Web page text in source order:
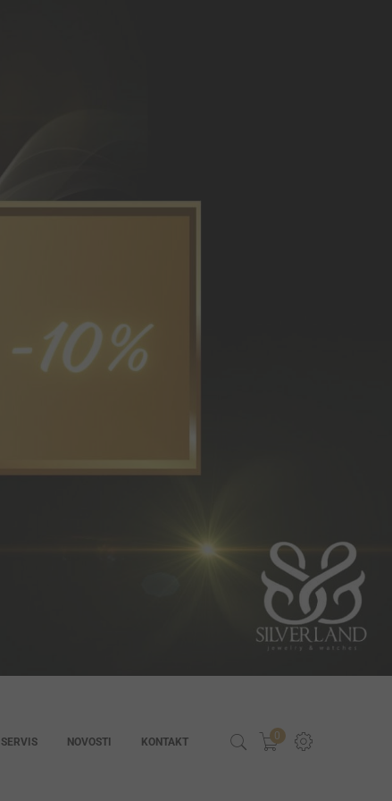
SERVIS NOVOSTI KONTAKT 0